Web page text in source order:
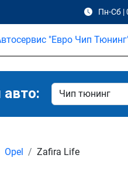
Пн-Сб |
Opel Zafira Life